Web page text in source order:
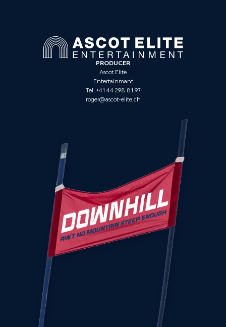
PRODUCER
Ascot Elite
Entertainmant
Tel. +41 44 298 81 97
roger@ascot-elite.ch